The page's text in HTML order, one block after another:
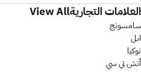
العلامات التجاريةView All
سامسونج
ابل
نوكيا
أتش تي سي